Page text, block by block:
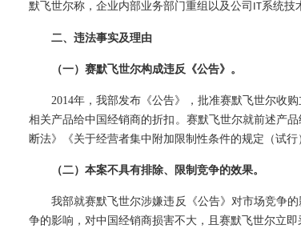
默飞世尔称，企业内部业务部门重组以及公司 IT系统技
二、 违法事实及理由
（一）赛默飞世尔构成违反《公告》。
2014年，我部发布《公告》，批准赛默飞世尔收
相关产品给中国经销商的折扣。赛默飞世尔就前述产
断法》《关于经营者集中附加限制性条件的规定（试行
（二）本案不具有排除、限制竞争的效果。
我部就赛默飞世尔涉嫌违反《公告》对市场竞争的
争的影响，对中国经销商损害不大，且赛默飞世尔立即